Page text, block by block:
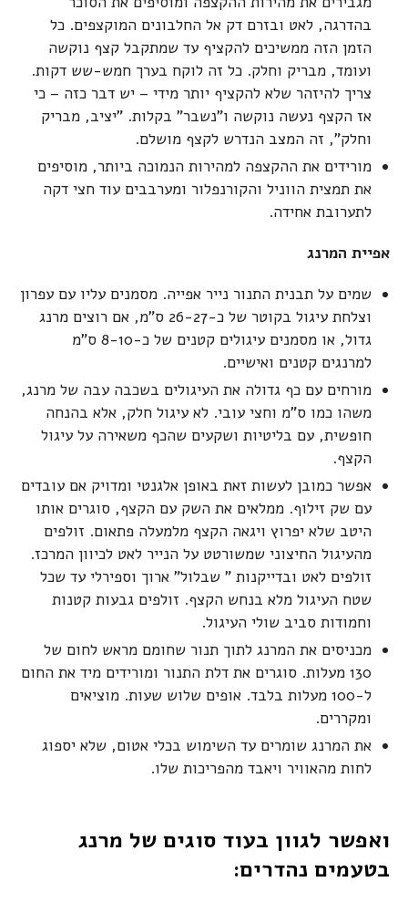
בהדרגה, לאט ובזרם דק אל החלבונים המוקצפים. כל
הזמן הזה ממשיכים להקציף עד שמתקבל קצף נוקשה
ועומד, מבריק וחלק. כל זה לוקח בערך חמש-שש דקות.
צריך להיזהר שלא להקציף יותר מידי – יש דבר כזה – כי
אז הקצף נעשה נוקשה ו"נשבר" בקלות. "יציב, מבריק
וחלק", זה המצב הנדרש לקצף מושלם.
מורידים את ההקצפה למהירות הנמוכה ביותר, מוסיפים
את תמצית הווניל והקורנפלור ומערבבים עוד חצי דקה
לתערובת אחידה.
אפיית המרנג
שמים על תבנית התנור נייר אפייה. מסמנים עליו עם עפרון
וצלחת עיגול בקוטר של כ-26-27 ס"מ, אם רוצים מרנג
גדול, או מסמנים עיגולים קטנים של כ-8-10 ס"מ
למרנגים קטנים ואישיים.
מורחים עם כף גדולה את העיגולים בשכבה עבה של מרנג,
משהו כמו ס"מ וחצי עובי. לא עיגול חלק, אלא בהנחה
חופשית, עם בליטיות ושקעים שהכף משאירה על עיגול
הקצף.
אפשר כמובן לעשות זאת באופן אלגנטי ומדויק אם עובדים
עם שק זילוף. ממלאים את השק עם הקצף, סוגרים אותו
היטב שלא יפרוץ ויגאה הקצף מלמעלה פתאום. זולפים
מהעיגול החיצוני שמשורטט על הנייר לאט לכיוון המרכז.
זולפים לאט ובדייקנות " שבלול" ארוך וספירלי עד שכל
שטח העיגול מלא בנחש הקצף. זולפים גבעות קטנות
וחמודות סביב שולי העיגול.
מכניסים את המרנג לתוך תנור שחומם מראש לחום של
130 מעלות. סוגרים את דלת התנור ומורידים מיד את החום
ל-100 מעלות בלבד. אופים שלוש שעות. מוציאים
ומקררים.
את המרנג שומרים עד השימוש בכלי אטום, שלא יספוג
לחות מהאוויר ויאבד מהפריכות שלו.
ואפשר לגוון בעוד סוגים של מרנג
בטעמים נהדרים: